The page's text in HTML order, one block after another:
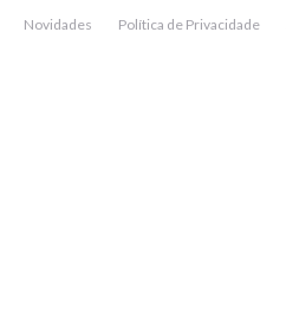
Novidades Política de Privacidade